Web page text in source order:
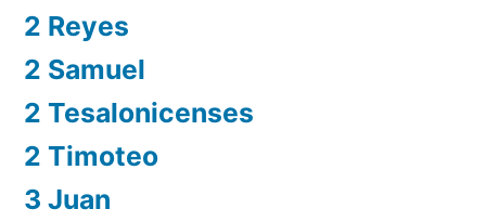
2 Reyes
2 Samuel
2 Tesalonicenses
2 Timoteo
3 Juan